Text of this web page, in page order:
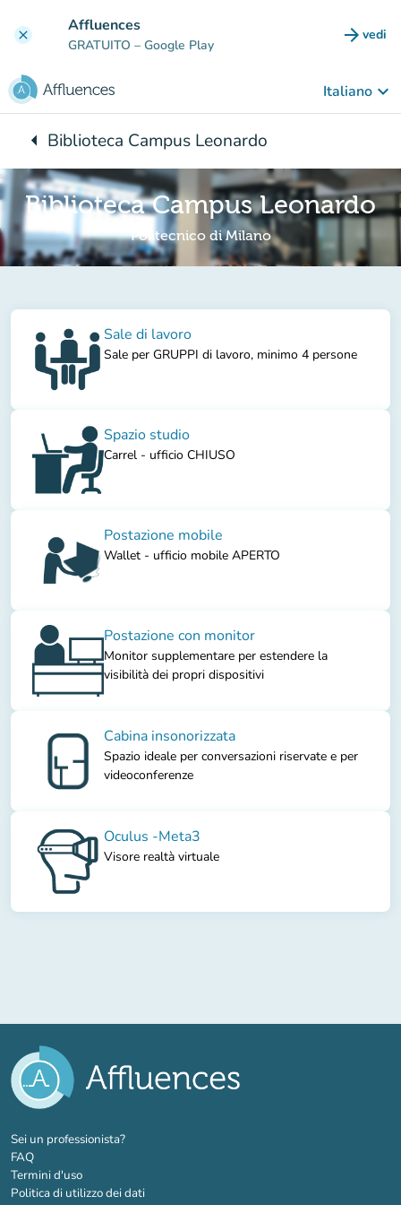
clear Affluences
GRATUITO – Google Play arrow_forward vedi
Italiano keyboard_arrow_down
arrow_leftTorna a:
Biblioteca Campus Leonardo
Biblioteca Campus Leonardo
Politecnico di Milano
Sale di lavoro
Sale per GRUPPI di lavoro, minimo 4 persone
Spazio studio
Carrel - ufficio CHIUSO
Postazione mobile
Wallet - ufficio mobile APERTO
Postazione con monitor
Monitor supplementare per estendere la
visibilità dei propri dispositivi
Cabina insonorizzata
Spazio ideale per conversazioni riservate e per
videoconferenze
Oculus -Meta3
Visore realtà virtuale
Sei un professionista?(nuova scheda)
FAQ
Termini d'uso
Politica di utilizzo dei dati